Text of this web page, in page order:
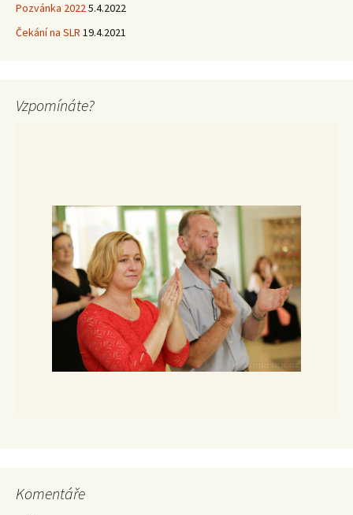
Pozvánka 20225.4.2022
Čekání na SLR 19.4.2021
Vzpomínáte?
Komentáře